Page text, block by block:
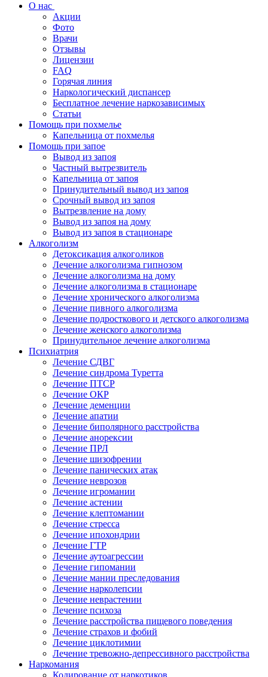
О нас
Акции
Фото
Врачи
Отзывы
Лицензии
FAQ
Горячая линия
Наркологический диспансер
Бесплатное лечение наркозависимых
Статьи
Помощь при похмелье
Капельница от похмелья
Помощь при запое
Вывод из запоя
Частный вытрезвитель
Капельница от запоя
Принудительный вывод из запоя
Срочный вывод из запоя
Вытрезвление на дому
Вывод из запоя на дому
Вывод из запоя в стационаре
Алкоголизм
Детоксикация алкоголиков
Лечение алкоголизма гипнозом
Лечение алкоголизма на дому
Лечение алкоголизма в стационаре
Лечение хронического алкоголизма
Лечение пивного алкоголизма
Лечение подросткового и детского алкоголизма
Лечение женского алкоголизма
Принудительное лечение алкоголизма
Психиатрия
Лечение СДВГ
Лечение синдрома Туретта
Лечение ПТСР
Лечение ОКР
Лечение деменции
Лечение апатии
Лечение биполярного расстройства
Лечение анорексии
Лечение ПРЛ
Лечение шизофрении
Лечение панических атак
Лечение неврозов
Лечение игромании
Лечение астении
Лечение клептомании
Лечение стресса
Лечение ипохондрии
Лечение ГТР
Лечение аутоагрессии
Лечение гипомании
Лечение мании преследования
Лечение нарколепсии
Лечение неврастении
Лечение психоза
Лечение расстройства пищевого поведения
Лечение страхов и фобий
Лечение циклотимии
Лечение тревожно-депрессивного расстройства
Наркомания
Кодирование от наркотиков